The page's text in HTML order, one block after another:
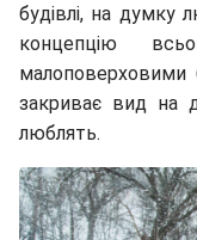
будівлі, на думку
концепцію
малоповерховими
закриває вид на
люблять.